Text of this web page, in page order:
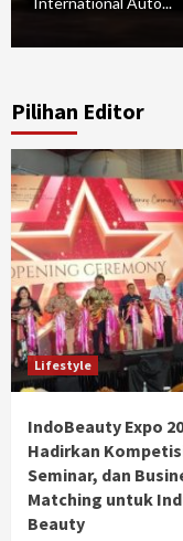
Pilihan Editor
Lifestyle
IndoBeauty Expo
Hadirkan
Seminar, dan
Matching untuk
Beauty